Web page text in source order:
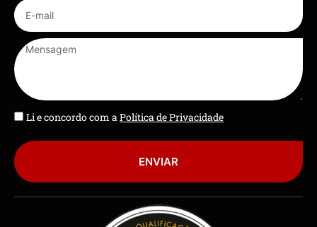
Li e concordo com aPolítica de Privacidade
ENVIAR